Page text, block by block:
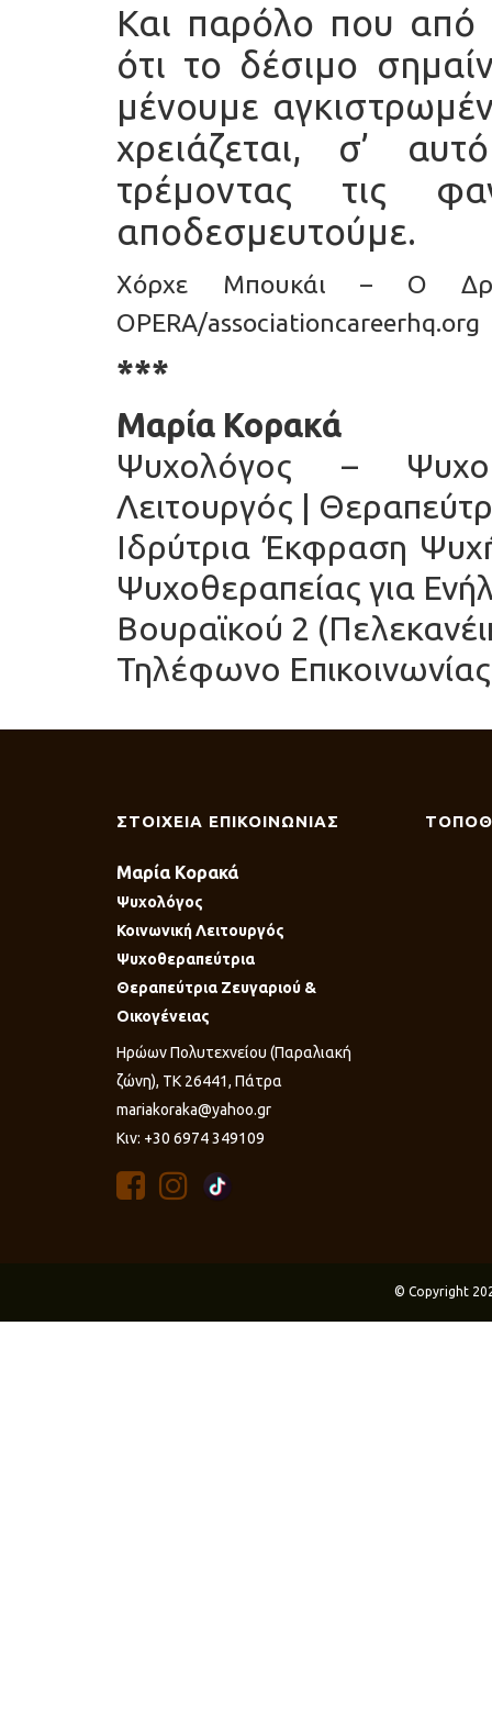
Και παρόλο που από
ότι το δέσιμο
μένουμε
χρειάζεται, σ’
τρέμοντας τις
αποδεσμευτούμε.
Χόρχε Μπουκάι – Ο
OPERΑ/associationcareerhq.org
***
Μαρία Κορακά
Ψυχολόγος –
Λειτουργός |
Ιδρύτρια Έκφραση
Ψυχοθεραπείας για
Βουραϊκού 2
Τηλέφωνο
ΣΤΟΙΧΕΙΑ ΕΠΙΚΟΙΝΩΝΙΑΣ
Μαρία Κορακά
Ψυχολόγος
Κοινωνική Λειτουργός
Ψυχοθεραπεύτρια
Θεραπεύτρια Ζευγαριού &
Οικογένειας
Ηρώων Πολυτεχνείου (Παραλιακή
ζώνη), ΤΚ 26441, Πάτρα
mariakoraka@yahoo.gr
Κιν: +30 6974 349109
© Copyright